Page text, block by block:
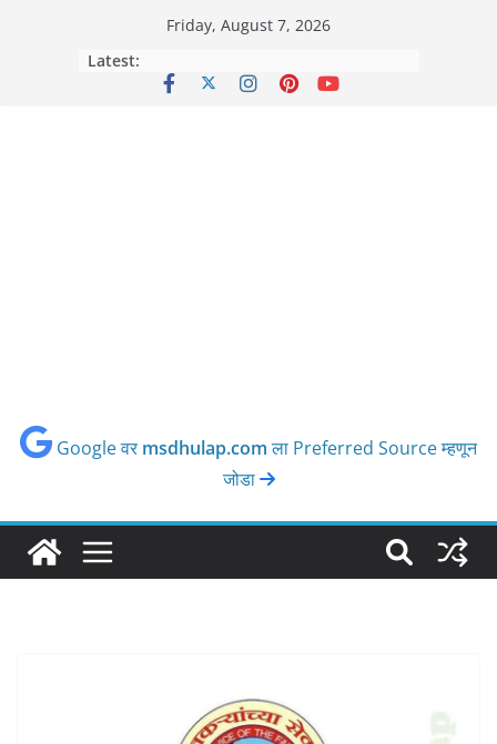
Friday, August 7, 2026
Latest:
Google वर msdhulap.comला Preferred Source म्हणून
जोडा